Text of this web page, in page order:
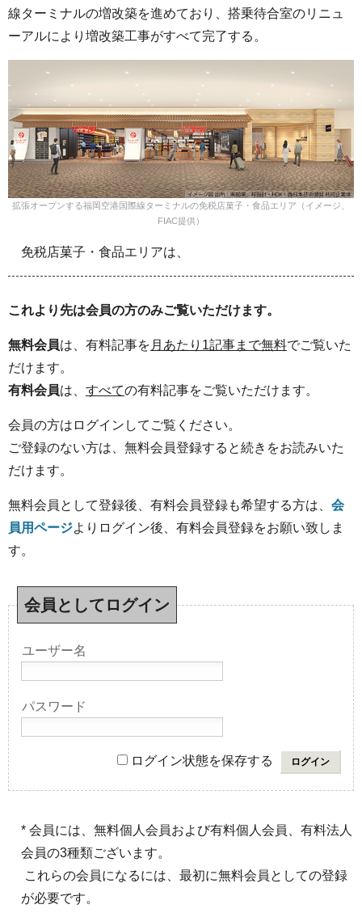
線ターミナルの増改築を進めており、搭乗待合室のリニュ
ーアルにより増改築工事がすべて完了する。
拡張オープンする福岡空港国際線ターミナルの免税店菓子・食品エリア（イメージ、
FIAC提供）
免税店菓子・食品エリアは、
これより先は会員の方のみご覧いただけます。
無料会員は、有料記事を 月あたり1記事まで無料でご覧いた
だけます。
有料会員は、 すべての有料記事をご覧いただけます。
会員の方はログインしてご覧ください。
ご登録のない方は、無料会員登録すると続きをお読みいた
だけます。
無料会員として登録後、有料会員登録も希望する方は、 会
員用ページよりログイン後、有料会員登録をお願い致しま
す。
会員としてログイン
ユーザー名
パスワード
ログイン状態を保存する
* 会員には、無料個人会員および有料個人会員、有料法人
会員の3種類ございます。
これらの会員になるには、最初に無料会員としての登録
が必要です。